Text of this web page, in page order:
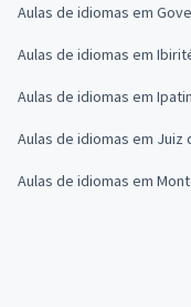
Aulas de idiomas em
Aulas de idiomas em
Aulas de idiomas em
Aulas de idiomas em Juiz
Aulas de idiomas em